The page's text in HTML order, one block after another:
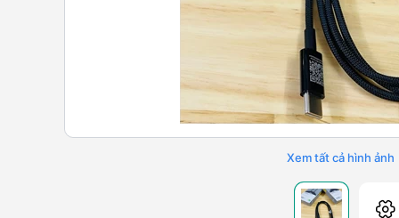
Xem tất cả hình ảnh